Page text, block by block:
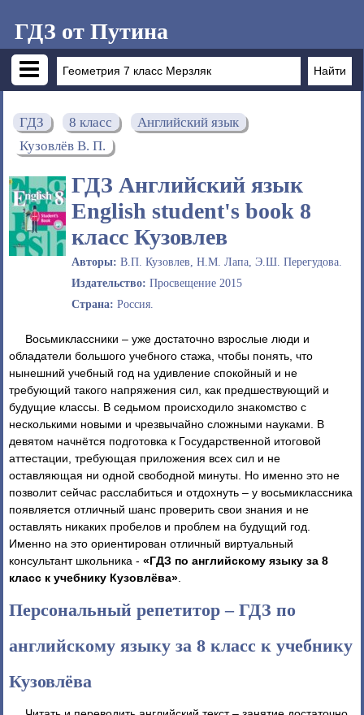
ГДЗ от Путина
ГДЗ 8 класс
Английский язык
Кузовлёв В. П.
ГДЗ Английский язык
English student's book 8
класс Кузовлев
Авторы: В.П. Кузовлев, Н.М. Лапа, Э.Ш. Перегудова.
Издательство: Просвещение 2015
Страна: Россия.
Восьмиклассники – уже достаточно взрослые люди и
обладатели большого учебного стажа, чтобы понять, что
нынешний учебный год на удивление спокойный и не
требующий такого напряжения сил, как предшествующий и
будущие классы. В седьмом происходило знакомство с
несколькими новыми и чрезвычайно сложными науками. В
девятом начнётся подготовка к Государственной итоговой
аттестации, требующая приложения всех сил и не
оставляющая ни одной свободной минуты. Но именно это не
позволит сейчас расслабиться и отдохнуть – у восьмиклассника
появляется отличный шанс проверить свои знания и не
оставлять никаких пробелов и проблем на будущий год.
Именно на это ориентирован отличный виртуальный
консультант школьника - «ГДЗ по английскому языку за 8
класс к учебнику Кузовлёва»
Персональный репетитор – ГДЗ по
английскому языку за 8 класс к учебнику
Кузовлёва